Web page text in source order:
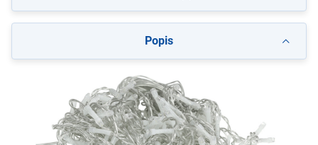
Popis